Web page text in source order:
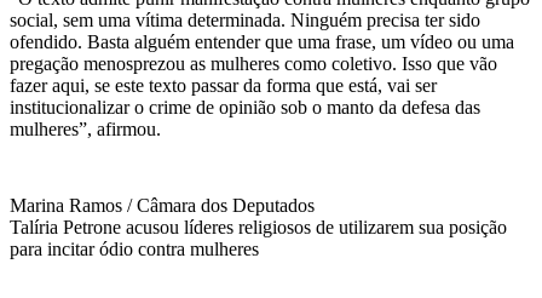
social, sem uma vítima determinada. Ninguém precisa ter sido
ofendido. Basta alguém entender que uma frase, um vídeo ou uma
pregação menosprezou as mulheres como coletivo. Isso que vão
fazer aqui, se este texto passar da forma que está, vai ser
institucionalizar o crime de opinião sob o manto da defesa das
mulheres”, afirmou.
Marina Ramos / Câmara dos Deputados
Talíria Petrone acusou líderes religiosos de utilizarem sua posição
para incitar ódio contra mulheres